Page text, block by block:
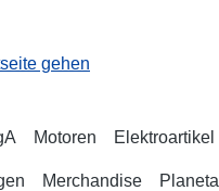
Motoren Elektroartikel
Merchandise Planeta